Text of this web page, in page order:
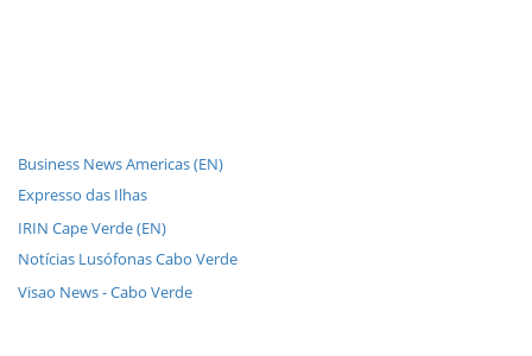
Business News Americas (EN)
Expresso das Ilhas
IRIN Cape Verde (EN)
Notícias Lusófonas Cabo Verde
Visao News - Cabo Verde